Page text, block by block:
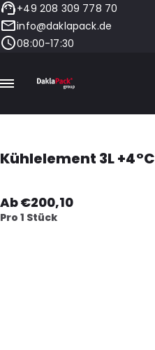
+49 208 309 778 70
info@daklapack.de
08:00-17:30
Kühlelement 3L +4°C
Ab €200,10
Pro 1 Stück